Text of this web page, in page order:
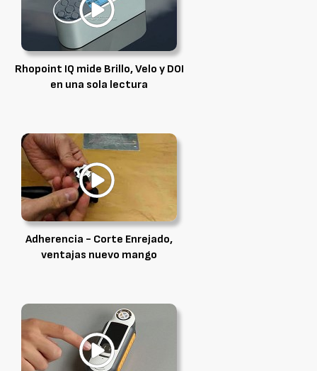
Rhopoint IQ mide Brillo, Velo y DOI
en una sola lectura
Adherencia - Corte Enrejado,
ventajas nuevo mango